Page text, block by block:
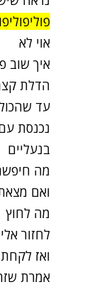
אוי לא
איך שוב
הדלת
עד
נכנסת
בנעליים
מה
ואם
מה לחוץ
לחזור
ואז
אמרת